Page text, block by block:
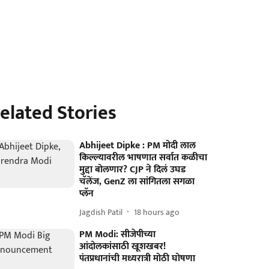
Stories
Abhijeet Dipke : PM मोदी लाल
किल्ल्यावरील भाषणात सर्वात कळीचा
मुद्दा बोलणार? CJP ने दिलं उघड
चॅलेंज, GenZ ला सांगितला सगळा
प्लॅन
Jagdish Patil 18 hours ago
PM Modi: सीजेपीच्या
आंदोलकांसाठी खूशखबर!
पंतप्रधानांची मध्यरात्री मोठी घोषणा